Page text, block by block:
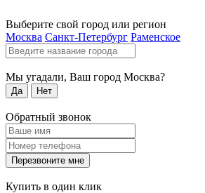
Выберите свой город или регион
Москва Санкт-Петербург Раменское
Мы угадали, Ваш город Москва?
Да Нет
Обратный звонок
Перезвоните мне
Купить в один клик